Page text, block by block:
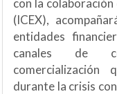
con la
(ICEX),
entidades
canales de
durante la crisis